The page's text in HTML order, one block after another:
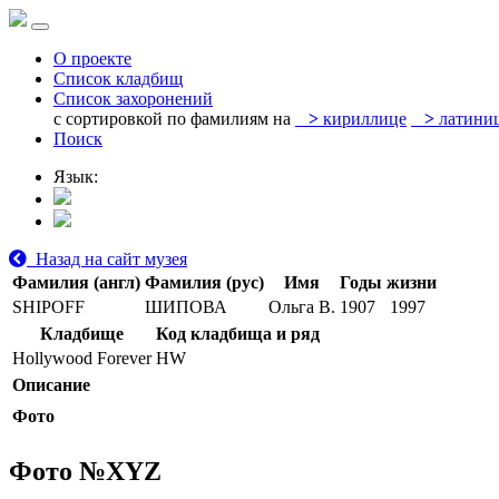
О проекте
Список кладбищ
Список захоронений
с сортировкой по фамилиям на
> кириллице >
Поиск
Язык:
Назад на сайт музея
Фамилия (англ) Фамилия (рус) Имя
Годы жизни
SHIPOFF
ШИПОВА Ольга В. 1907
1997
Кладбище
Код кладбища и ряд
Hollywood Forever HW
Описание
Фото
Фото №XYZ